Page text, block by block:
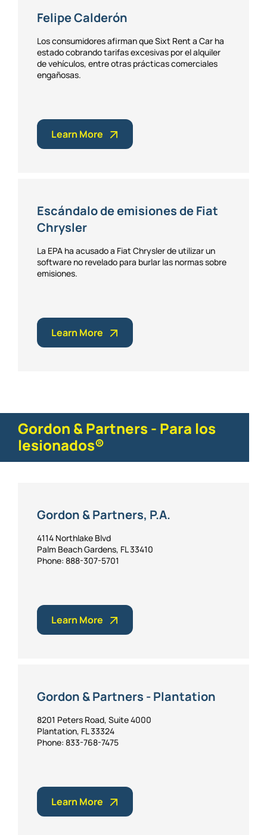
Felipe Calderón
Los consumidores afirman que Sixt Rent a Car ha
estado cobrando tarifas excesivas por el alquiler
de vehículos, entre otras prácticas comerciales
engañosas.
Learn More
Escándalo de emisiones de Fiat
Chrysler
La EPA ha acusado a Fiat Chrysler de utilizar un
software no revelado para burlar las normas sobre
emisiones.
Learn More
Gordon & Partners - Para los
lesionados®
Gordon & Partners, P.A.
4114 Northlake Blvd
Palm Beach Gardens, FL 33410
Phone: 888-307-5701
Learn More
Gordon & Partners - Plantation
8201 Peters Road, Suite 4000
Plantation, FL 33324
Phone: 833-768-7475
Learn More